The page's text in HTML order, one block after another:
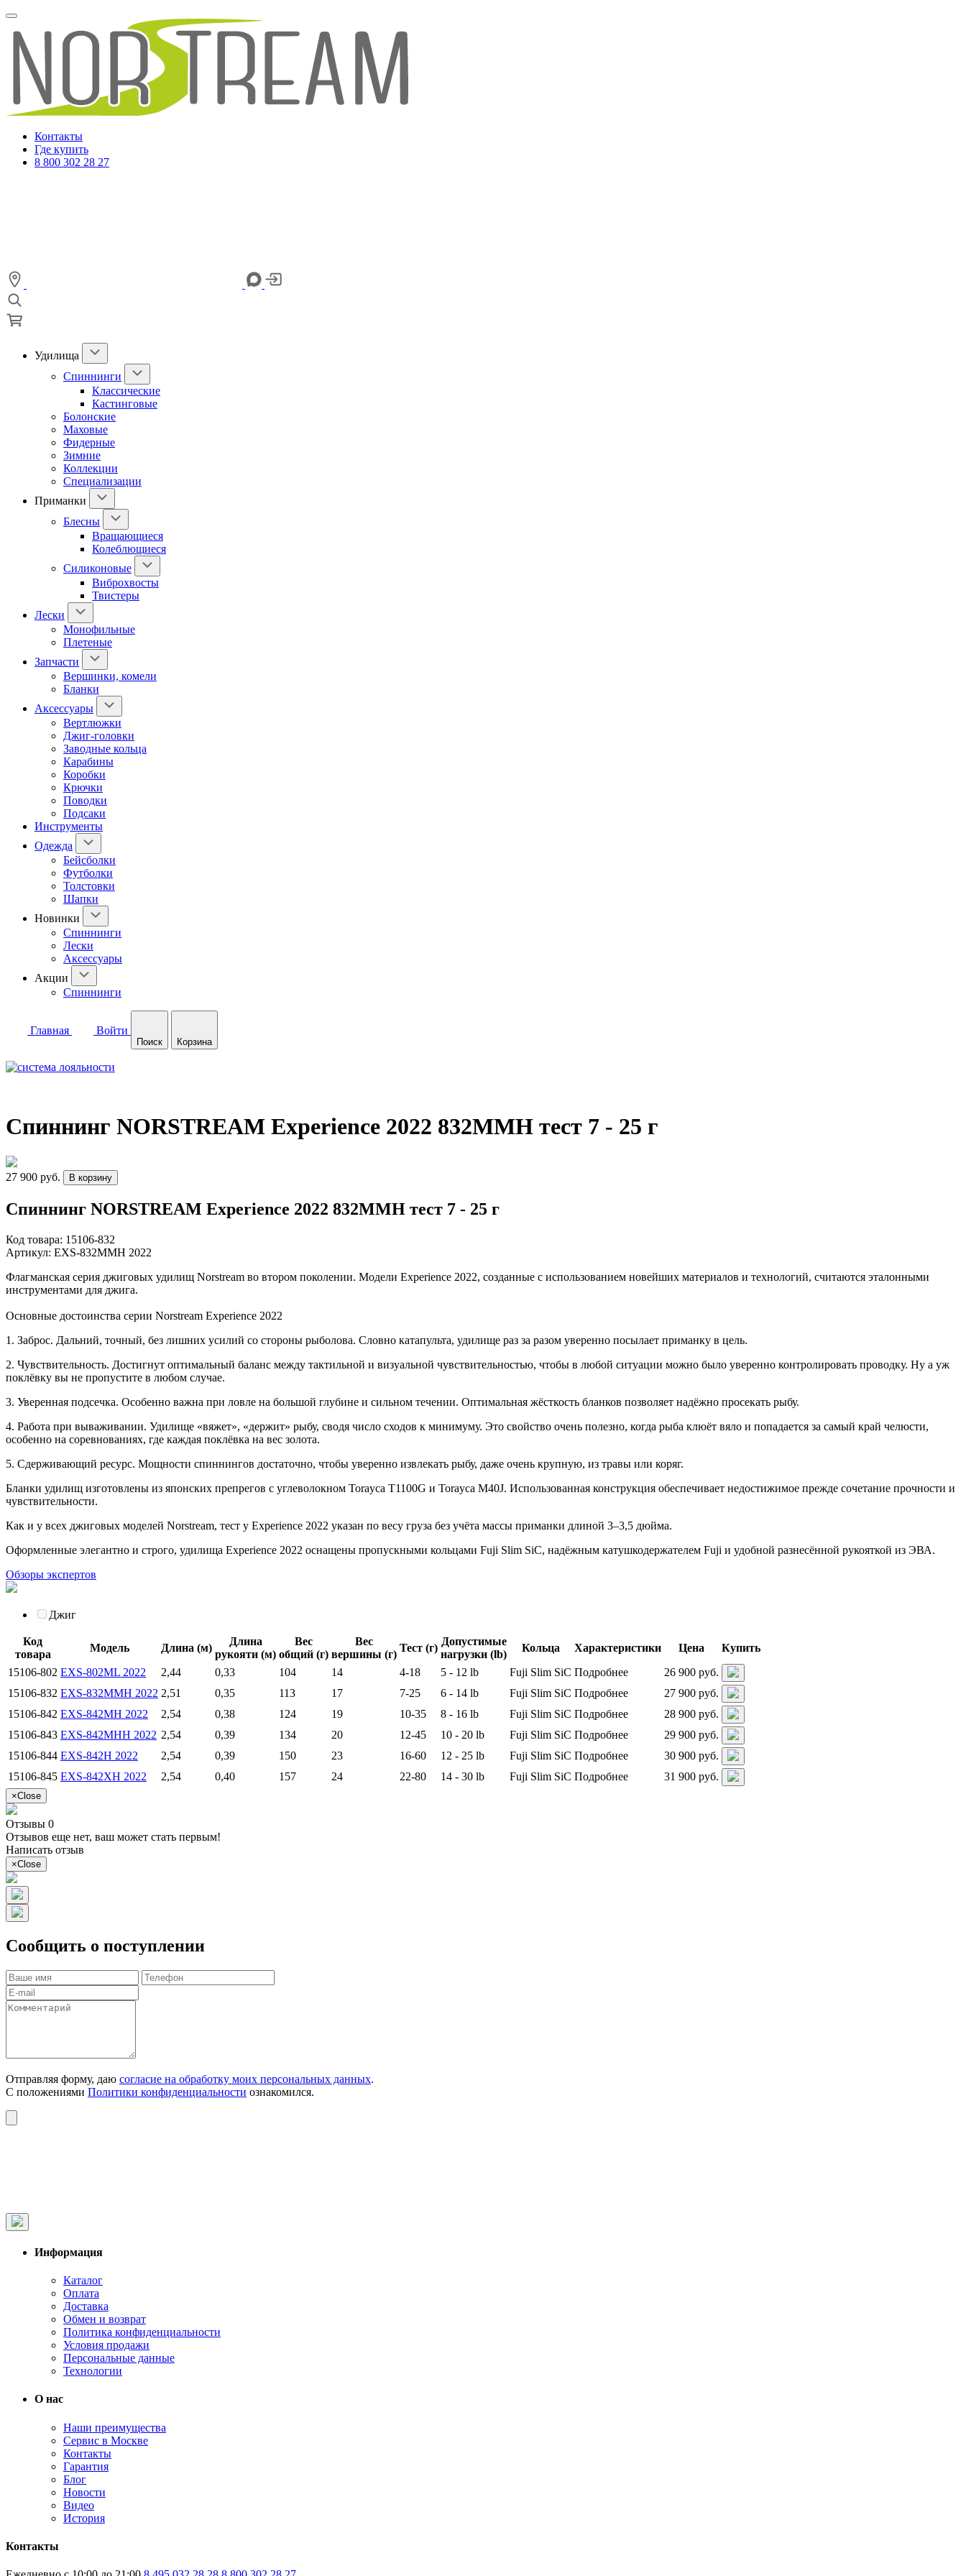
Контакты
Где купить
8 800 302 28 27
Удилища
Спиннинги
Классические
Кастинговые
Болонские
Маховые
Фидерные
Зимние
Коллекции
Специализации
Приманки
Блесны
Вращающиеся
Колеблющиеся
Силиконовые
Виброхвосты
Твистеры
Лески
Монофильные
Плетеные
Запчасти
Вершинки, комели
Бланки
Аксессуары
Вертлюжки
Джиг-головки
Заводные кольца
Карабины
Коробки
Крючки
Поводки
Подсаки
Инструменты
Одежда
Бейсболки
Футболки
Толстовки
Шапки
Новинки
Спиннинги
Лески
Аксессуары
Акции
Спиннинги
Главная Войти
Поиск Корзина
Спиннинг NORSTREAM Experience 2022 832MMH тест 7 - 25 г
27 900 руб. В корзину
Спиннинг NORSTREAM Experience 2022 832MMH тест 7 - 25 г
Код товара: 15106-832
Артикул: EXS-832MMH 2022
Флагманская серия джиговых удилищ Norstream во втором поколении. Модели Experience 2022, созданные с использованием новейших материалов и технологий, считаются эталонными
инструментами для джига.
Основные достоинства серии Norstream Experience 2022
1. Заброс. Дальний, точный, без лишних усилий со стороны рыболова. Словно катапульта, удилище раз за разом уверенно посылает приманку в цель.
2. Чувствительность. Достигнут оптимальный баланс между тактильной и визуальной чувствительностью, чтобы в любой ситуации можно было уверенно контролировать проводку. Ну а уж
поклёвку вы не пропустите в любом случае.
3. Уверенная подсечка. Особенно важна при ловле на большой глубине и сильном течении. Оптимальная жёсткость бланков позволяет надёжно просекать рыбу.
4. Работа при вываживании. Удилище «вяжет», «держит» рыбу, сводя число сходов к минимуму. Это свойство очень полезно, когда рыба клюёт вяло и попадается за самый край челюсти,
особенно на соревнованиях, где каждая поклёвка на вес золота.
5. Сдерживающий ресурс. Мощности спиннингов достаточно, чтобы уверенно извлекать рыбу, даже очень крупную, из травы или коряг.
Бланки удилищ изготовлены из японских препрегов с углеволокном Torayca T1100G и Torayca M40J. Использованная конструкция обеспечивает недостижимое прежде сочетание прочности и
чувствительности.
Как и у всех джиговых моделей Norstream, тест у Experience 2022 указан по весу груза без учёта массы приманки длиной 3–3,5 дюйма.
Оформленные элегантно и строго, удилища Experience 2022 оснащены пропускными кольцами Fuji Slim SiC, надёжным катушкодержателем Fuji и удобной разнесённой рукояткой из ЭВА.
Обзоры экспертов
Код
товара
Модель Длина (м)
Длина
рукояти (м)
Вес
общий (г)
Вес
вершины (г)
Тест (г)
Допустимые
нагрузки (lb)
Кольца Характеристики Цена
Купить
15106-802 EXS-802ML 2022 2,44 0,33 104 14 4-18 5 - 12 lb Fuji Slim SiC Подробнее
26 900 руб.
15106-832 EXS-832MMH 2022 2,51 0,35 113 17 7-25 6 - 14 lb Fuji Slim SiC Подробнее
27 900 руб.
15106-842 EXS-842MH 2022 2,54 0,38 124 19 10-35 8 - 16 lb Fuji Slim SiC Подробнее
28 900 руб.
15106-843 EXS-842MHH 2022 2,54 0,39 134 20 12-45 10 - 20 lb Fuji Slim SiC Подробнее
29 900 руб.
15106-844 EXS-842H 2022 2,54 0,39 150 23 16-60 12 - 25 lb Fuji Slim SiC Подробнее
30 900 руб.
15106-845 EXS-842XH 2022 2,54 0,40 157 24 22-80 14 - 30 lb Fuji Slim SiC Подробнее 31 900 руб.
×Close
Джиг
Отзывы 0
Отзывов еще нет, ваш может стать первым!
Написать отзыв
×Close
Сообщить о поступлении
Отправляя форму, даю согласие на обработку моих персональных данных.
С положениями Политики конфиденциальности ознакомился.
Информация
Каталог
Оплата
Доставка
Обмен и возврат
Политика конфиденциальности
Условия продажи
Персональные данные
Технологии
О нас
Наши преимущества
Сервис в Москве
Контакты
Гарантия
Блог
Новости
Видео
История
Контакты